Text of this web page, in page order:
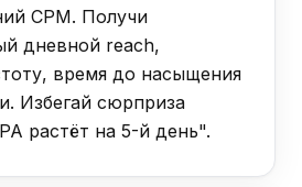
CPM. Получи
дневной reach,
время до насыщения
Избегай сюрприза
растёт на 5-й день".